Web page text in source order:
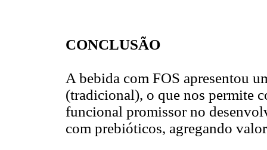
CONCLUSÃO
A bebida com FOS apresentou
(tradicional), o que nos permite
funcional promissor no
com prebióticos, agregando